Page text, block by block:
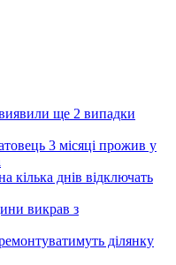
ще 2 випадки
3 місяці прожив у
днів відключать
викрав з
ділянку